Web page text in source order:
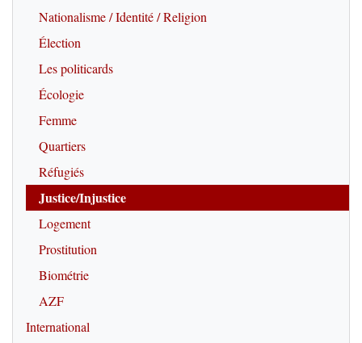
Nationalisme / Identité / Religion
Élection
Les politicards
Écologie
Femme
Quartiers
Réfugiés
Justice/Injustice
Logement
Prostitution
Biométrie
AZF
International